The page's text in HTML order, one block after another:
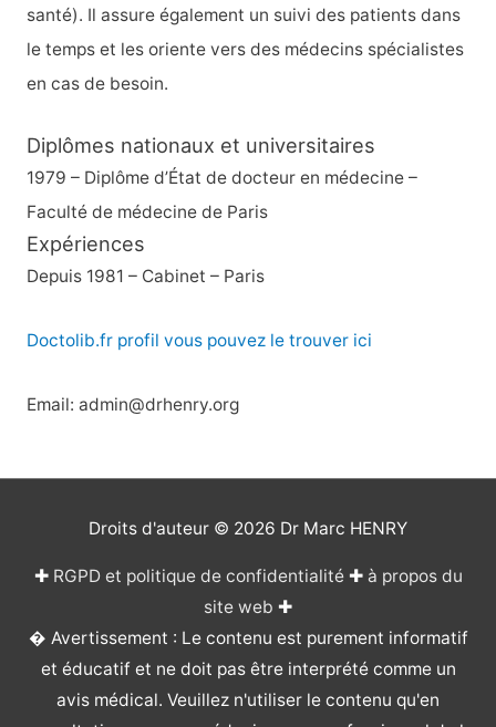
:
santé). Il assure également un suivi des patients dans
le temps et les oriente vers des médecins spécialistes
en cas de besoin.
Diplômes nationaux et universitaires
1979 – Diplôme d’État de docteur en médecine –
Faculté de médecine de Paris
Expériences
Depuis 1981 – Cabinet – Paris
Doctolib.fr profil vous pouvez le trouver ici
Email: admin@drhenry.org
Droits d'auteur © 2026 Dr Marc HENRY
✚ RGPD et politique de confidentialité✚ à propos du
site web ✚
� Avertissement : Le contenu est purement informatif
et éducatif et ne doit pas être interprété comme un
avis médical. Veuillez n'utiliser le contenu qu'en